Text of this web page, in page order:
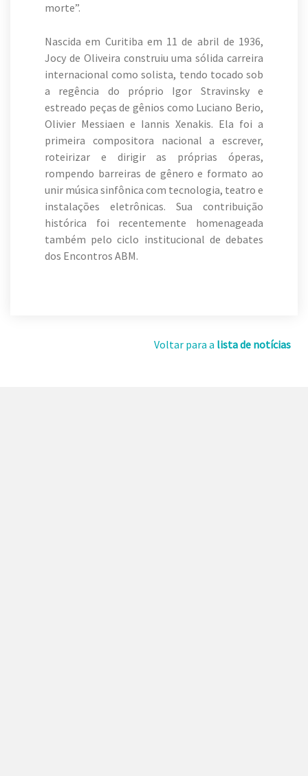
morte”.
Nascida em Curitiba em 11 de abril de 1936,
Jocy de Oliveira construiu uma sólida carreira
internacional como solista, tendo tocado sob
a regência do próprio Igor Stravinsky e
estreado peças de gênios como Luciano Berio,
Olivier Messiaen e Iannis Xenakis. Ela foi a
primeira compositora nacional a escrever,
roteirizar e dirigir as próprias óperas,
rompendo barreiras de gênero e formato ao
unir música sinfônica com tecnologia, teatro e
instalações eletrônicas. Sua contribuição
histórica foi recentemente homenageada
também pelo ciclo institucional de debates
dos Encontros ABM.
Voltar para a lista de notícias